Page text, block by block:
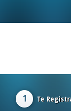
1 Te